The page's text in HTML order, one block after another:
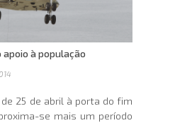
apoio à população
25 de abril à porta do fim
se mais um período